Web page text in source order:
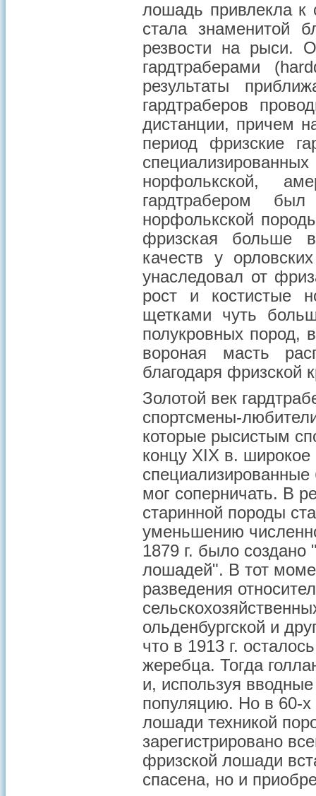
лошадь привлекла к
стала знаменитой
резвости на рыси.
гардтраберами
результаты
гардтраберов
дистанции, причем
период фризские
норфолькской,
гардтрабером
норфолькской
фризская больше
качеств у
унаследовал от
рост и костистые
щетками чуть
полукровных пород,
вороная масть
благодаря фризской
Золотой век
спортсмены-
которые рысистым
концу XIX в.
мог соперничать. В
старинной породы
уменьшению
1879 г. было
лошадей". В тот
разведения
ольденбургской и
что в 1913 г.
жеребца. Тогда
и, используя
популяцию. Но в 60-х
лошади техникой
зарегистрировано
фризской лошади
спасена, но и